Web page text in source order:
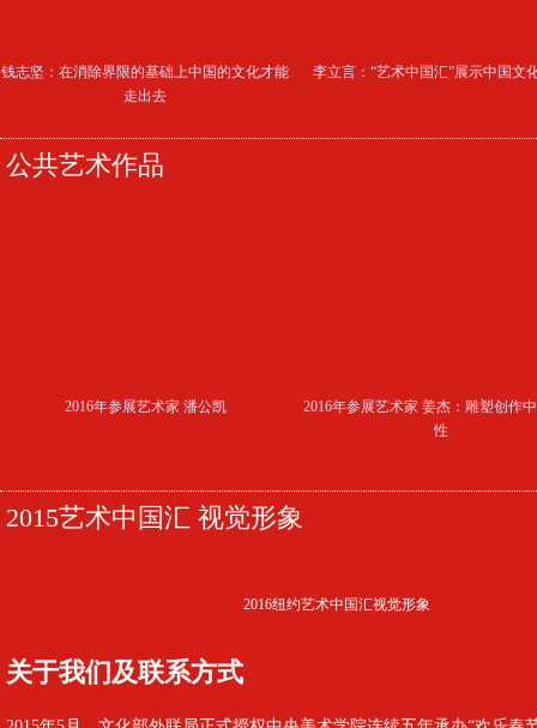
钱志坚：在消除界限的基础上中国的文化才能
走出去
李立言：“艺术中国汇”展示中国文
公共艺术作品
2016年参展艺术家 潘公凯
2016年参展艺术家 姜杰：雕塑创作
性
2015艺术中国汇 视觉形象
2016纽约艺术中国汇视觉形象
关于我们及联系方式